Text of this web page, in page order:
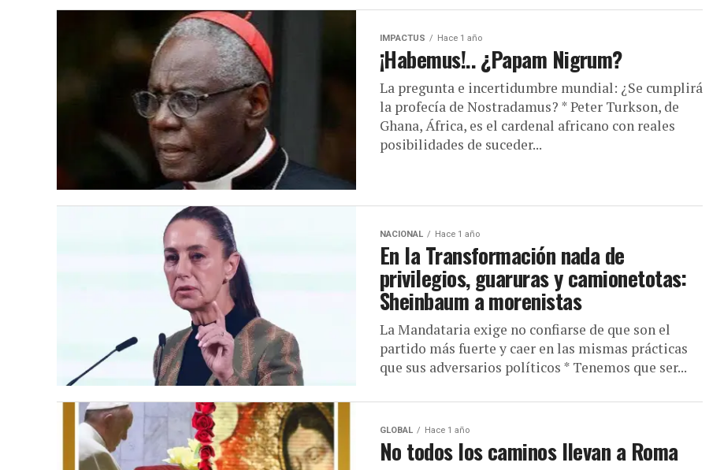
IMPACTUS Hace 1 año
¡Habemus!.. ¿Papam Nigrum?
La pregunta e incertidumbre mundial: ¿Se cumplirá
la profecía de Nostradamus? * Peter Turkson, de
Ghana, África, es el cardenal africano con reales
posibilidades de suceder...
NACIONAL Hace 1 año
En la Transformación nada de
privilegios, guaruras y camionetotas:
Sheinbaum a morenistas
La Mandataria exige no confiarse de que son el
partido más fuerte y caer en las mismas prácticas
que sus adversarios políticos * Tenemos que ser...
GLOBAL Hace 1 año
No todos los caminos llevan a Roma